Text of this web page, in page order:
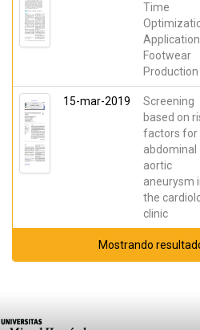
Time
Footwear
Production
15-mar-2019
Screening
based on
factors for
abdominal
aortic
aneurysm
the
clinic
Mostrando